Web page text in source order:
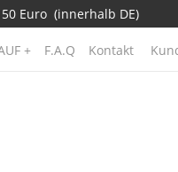
Euro (innerhalb DE)
+ F.A.Q Kontakt